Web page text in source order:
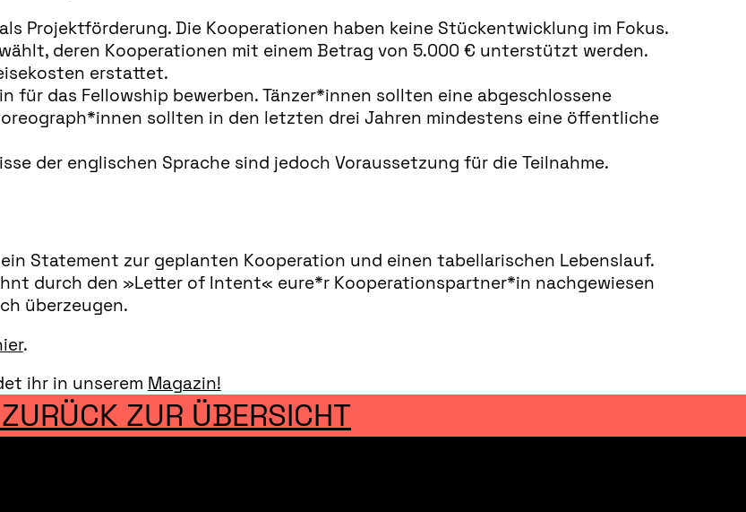
Projektförderung. Die Kooperationen haben keine Stückentwicklung im Fokus.
deren Kooperationen mit einem Betrag von 5.000 € unterstützt werden.
erstattet.
für das Fellowship bewerben. Tänzer*innen sollten eine abgeschlossene
sollten in den letzten drei Jahren mindestens eine öffentliche
der englischen Sprache sind jedoch Voraussetzung für die Teilnahme.
Statement zur geplanten Kooperation und einen tabellarischen Lebenslauf.
durch den »Letter of Intent« eure*r Kooperationspartner*in nachgewiesen
überzeugen.
.
ihr in unserem Magazin!
ZUR ÜBERSICHT